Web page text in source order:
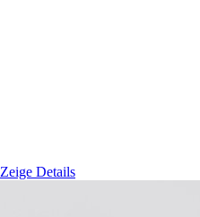
Zeige Details